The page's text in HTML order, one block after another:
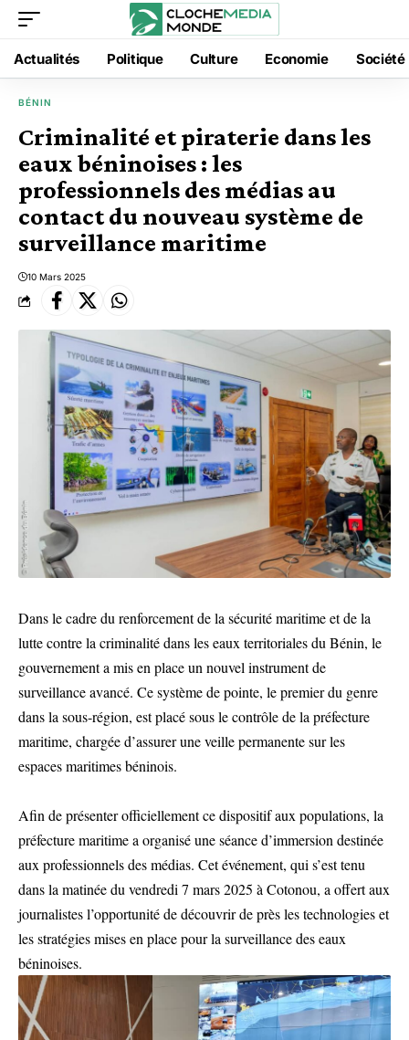
Actualités Politique Culture Economie Société
BÉNIN
Criminalité et piraterie dans les
eaux béninoises : les
professionnels des médias au
contact du nouveau système de
surveillance maritime
10 Mars 2025
Dans le cadre du renforcement de la sécurité maritime et de la
lutte contre la criminalité dans les eaux territoriales du Bénin, le
gouvernement a mis en place un nouvel instrument de
surveillance avancé. Ce système de pointe, le premier du genre
dans la sous-région, est placé sous le contrôle de la préfecture
maritime, chargée d’assurer une veille permanente sur les
espaces maritimes béninois.
Afin de présenter officiellement ce dispositif aux populations, la
préfecture maritime a organisé une séance d’immersion destinée
aux professionnels des médias. Cet événement, qui s’est tenu
dans la matinée du vendredi 7 mars 2025 à Cotonou, a offert aux
journalistes l’opportunité de découvrir de près les technologies et
les stratégies mises en place pour la surveillance des eaux
béninoises.